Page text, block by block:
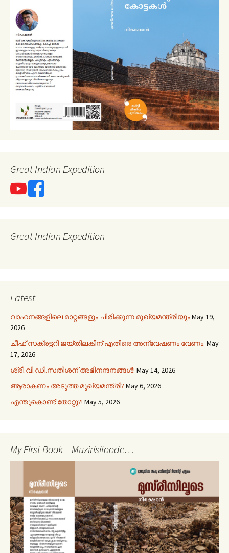
Great Indian Expedition
Great Indian Expedition
Latest
വാഹനങ്ങളിലെ മാറ്റങ്ങളും ചിരിക്കുന്ന മുഖ്യമന്ത്രിയുംMay 19,
2026
ചീഫ് സക്രട്ടറി ജയ്തിലകിന് എതിരെ അന്വേഷണം വേണം. May
17, 2026
ശ്രീ.വി.ഡി.സതീശന് അഭിനന്ദനങ്ങൾ! May 14, 2026
ആരാകണം അടുത്ത മുഖ്യമന്ത്രി? May 6, 2026
എന്തുകൊണ്ട് തോറ്റു?! May 5, 2026
My First Book – Muzirisiloode…